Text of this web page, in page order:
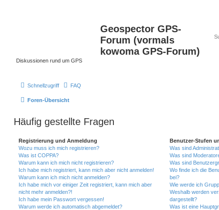
Geospector GPS-
Forum (vormals
kowoma GPS-Forum)
Diskussionen rund um GPS
Schnellzugriff FAQ
Foren-Übersicht
Häufig gestellte Fragen
Registrierung und Anmeldung
Wozu muss ich mich registrieren?
Was ist COPPA?
Warum kann ich mich nicht registrieren?
Ich habe mich registriert, kann mich aber nicht anmelden!
Warum kann ich mich nicht anmelden?
Ich habe mich vor einiger Zeit registriert, kann mich aber
nicht mehr anmelden?!
Ich habe mein Passwort vergessen!
Warum werde ich automatisch abgemeldet?
Benutzer-Stufen
Was sind
Was sind
Was sind
Wo finde ich die
bei?
Wie werde ich
Weshalb werden
dargestellt?
Was ist eine